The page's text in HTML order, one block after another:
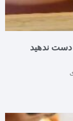
دست ندهید